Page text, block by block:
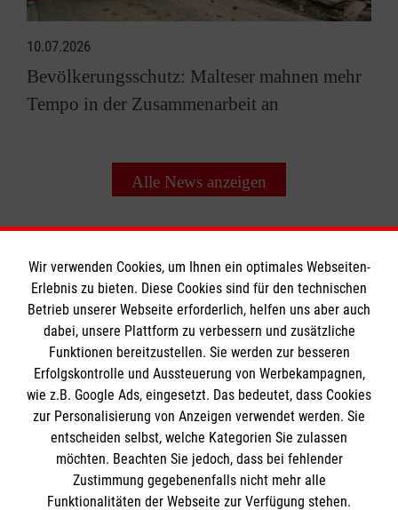
10.07.2026
Bevölkerungsschutz: Malteser mahnen mehr
Tempo in der Zusammenarbeit an
Alle News anzeigen
Informationen
Impressum
Datenschutz
Barrierefreiheit
Kontakt
Die Malteser
Malteser in Deutschland
Malteserorden
Wir verwenden Cookies, um Ihnen ein optimales Webseiten-
Erlebnis zu bieten. Diese Cookies sind für den technischen
Betrieb unserer Webseite erforderlich, helfen uns aber auch
dabei, unsere Plattform zu verbessern und zusätzliche
Funktionen bereitzustellen. Sie werden zur besseren
Erfolgskontrolle und Aussteuerung von Werbekampagnen,
wie z.B. Google Ads, eingesetzt. Das bedeutet, dass Cookies
zur Personalisierung von Anzeigen verwendet werden. Sie
entscheiden selbst, welche Kategorien Sie zulassen
möchten. Beachten Sie jedoch, dass bei fehlender
Zustimmung gegebenenfalls nicht mehr alle
Funktionalitäten der Webseite zur Verfügung stehen.